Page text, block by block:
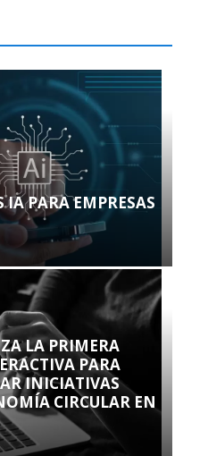
IA PARA EMPRESAS
LA PRIMERA
PARA
INICIATIVAS
CIRCULAR EN